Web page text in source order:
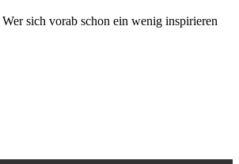
Wer sich vorab schon ein wenig inspirieren